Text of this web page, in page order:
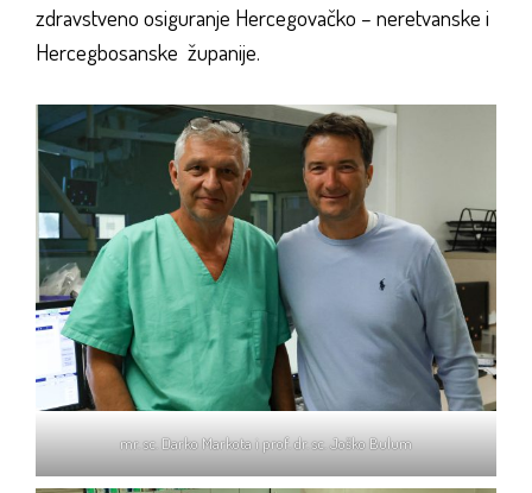
zdravstveno osiguranje Hercegovačko – neretvanske i
Hercegbosanske županije.
mr. sc. Darko Markota i prof. dr. sc. Joško Bulum